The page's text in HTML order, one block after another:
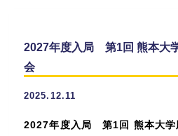
2027年度入局 第1回 熊本大
会
2025.12.11
2027年度入局 第1回 熊本大学